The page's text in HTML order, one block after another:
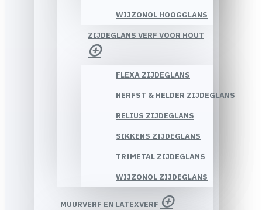
WIJZONOL HOOGGLANS
ZIJDEGLANS VERF VOOR HOUT
FLEXA ZIJDEGLANS
HERFST & HELDER ZIJDEGLANS
RELIUS ZIJDEGLANS
SIKKENS ZIJDEGLANS
TRIMETAL ZIJDEGLANS
WIJZONOL ZIJDEGLANS
MUURVERF EN LATEXVERF